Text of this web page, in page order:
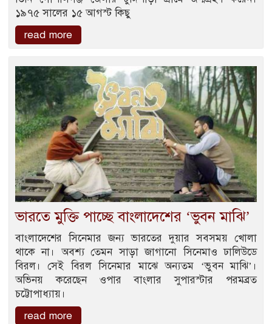
১৯৭৫ সালের ১৫ আগস্ট কিছু
read more
ভারতে মুক্তি পাচ্ছে বাংলাদেশের ‘ভুবন মাঝি’
বাংলাদেশের সিনেমার জন্য ভারতের দুয়ার সবসময় খোলা
থাকে না। অবশ্য তেমন সাড়া জাগানো সিনেমাও ঢালিউডে
বিরল। সেই বিরল সিনেমার মাঝে অন্যতম ‘ভুবন মাঝি’।
অভিনয় করেছেন ওপার বাংলার সুপারস্টার পরমব্রত
চট্টোপাধ্যায়।
read more